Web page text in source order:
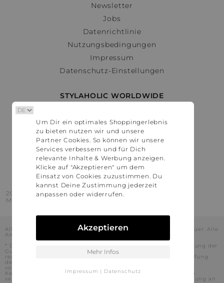
Newsletter
Jobs
Datenrichtlinie
Nutzungsbedingungen
Impressum
Datenschutz-Einstellungen
STYLAHOLIC WORLDWIDE
Österreich
Schweiz
France
United States
2016 - 2026 © Stylaholic.
Made for you with love in munich.
Alle Preise inkl. der jeweils geltenden gesetzlichen Mehrwertsteuer. Alle
Angaben ohne Gewähr.
* Die angezeigten Preise beinhalten Rabatte, die durch die Nutzung der
Gutschein-Codes auf den Seiten unserer Partner voraussichtlich
realisiert werden können. Stylaholic führt keine vollständige Prüfung
der Gutschein-Codes durch und es kann daher in Einzelfällen
vorkommen, dass die Gutscheine abweichend von unserem
Kenntnisstand bei dem jeweiligen Shop nicht oder nur teilweise
verwendet werden können. Darüber hinaus kann deren Verwendung an
Um Dir ein optimales Shoppingerlebnis
zu bieten nutzen wir und unsere
Partner Cookies. So können wir unsere
Services verbessern und für Dich
relevante Inhalte & Werbung anzeigen.
Klicke auf "Akzeptieren" um dem
Einsatz von Cookies zuzustimmen. Du
kannst Deine Zustimmung jederzeit
anpassen oder widerrufen.
Akzeptieren
Mehr Infos
Impressum | Datenschutz